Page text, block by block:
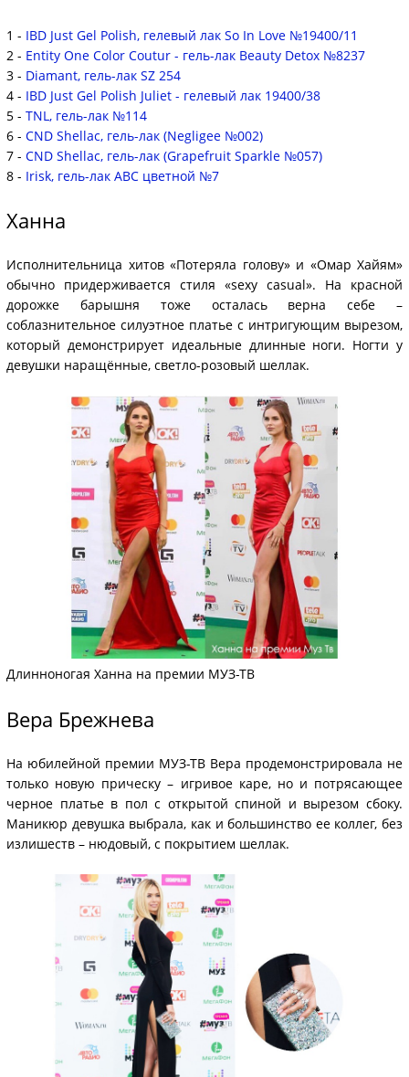
1 - IBD Just Gel Polish, гелевый лак So In Love №19400/11
2 - Entity One Color Coutur - гель-лак Beauty Detox №8237
3 - Diamant, гель-лак SZ 254
4 - IBD Just Gel Polish Juliet - гелевый лак 19400/38
5 - TNL, гель-лак №114
6 - CND Shellac, гель-лак (Negligee №002)
7 - CND Shellac, гель-лак (Grapefruit Sparkle №057)
8 - Irisk, гель-лак АВС цветной №7
Ханна
Исполнительница хитов «Потеряла голову» и «Омар Хайям»
обычно придерживается стиля «sexy casual». На красной
дорожке барышня тоже осталась верна себе –
соблазнительное силуэтное платье с интригующим вырезом,
который демонстрирует идеальные длинные ноги. Ногти у
девушки наращённые, светло-розовый шеллак.
Длинноногая Ханна на премии МУЗ-ТВ
Вера Брежнева
На юбилейной премии МУЗ-ТВ Вера продемонстрировала не
только новую прическу – игривое каре, но и потрясающее
черное платье в пол с открытой спиной и вырезом сбоку.
Маникюр девушка выбрала, как и большинство ее коллег, без
излишеств – нюдовый, с покрытием шеллак.